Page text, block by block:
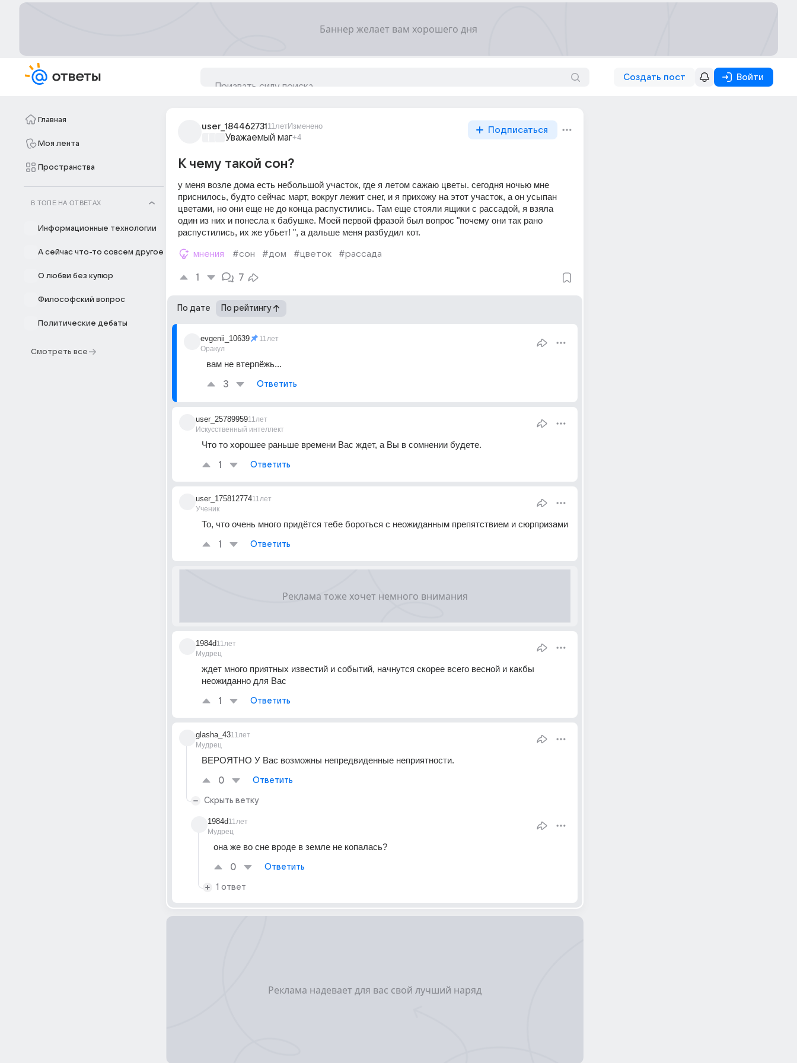
Создать пост Войти
Главная
Моя лента
Пространства
В ТОПЕ НА ОТВЕТАХ
Информационные технологии
А сейчас что-то совсем другое
О любви без купюр
Философский вопрос
Политические дебаты
Смотреть все
user_184462731 11летИзменено
Уважаемый маг+4
Подписаться
К чему такой сон?
у меня возле дома есть небольшой участок, где я летом сажаю цветы. сегодня ночью мне
приснилось, будто сейчас март, вокруг лежит снег, и я прихожу на этот участок, а он усыпан
цветами, но они еще не до конца распустились. Там еще стояли ящики с рассадой, я взяла
один из них и понесла к бабушке. Моей первой фразой был вопрос "почему они так рано
распустились, их же убьет! ", а дальше меня разбудил кот.
мнения #сон #дом #цветок #рассада
1 7
По дате По рейтингу
evgenii_10639
Оракул
11лет
вам не втерпёжь...
3 Ответить
user_25789959
Искусственный интеллект
11лет
Что то хорошее раньше времени Вас ждет, а Вы в сомнении будете.
1 Ответить
user_175812774
Ученик
11лет
То, что очень много придётся тебе бороться с неожиданным препятствием и сюрпризами
1 Ответить
1984d
Мудрец
11лет
ждет много приятных известий и событий, начнутся скорее всего весной и какбы
неожиданно для Вас
1 Ответить
glasha_43
Мудрец
11лет
ВЕРОЯТНО У Вас возможны непредвиденные неприятности.
0 Ответить
Скрыть ветку
1984d
Мудрец
11лет
она же во сне вроде в земле не копалась?
0 Ответить
1 ответ